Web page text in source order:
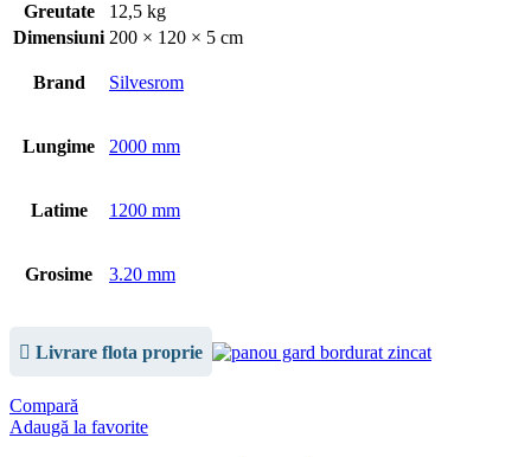
Greutate
12,5 kg
Dimensiuni 200 × 120 × 5 cm
Brand Silvesrom
Lungime 2000 mm
Latime 1200 mm
Grosime 3.20 mm
Livrare flota proprie
Compară
Adaugă la favorite